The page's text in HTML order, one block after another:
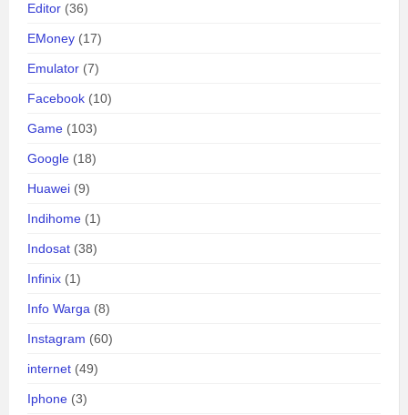
Editor (36)
EMoney (17)
Emulator (7)
Facebook (10)
Game (103)
Google (18)
Huawei (9)
Indihome (1)
Indosat (38)
Infinix (1)
Info Warga (8)
Instagram (60)
internet (49)
Iphone (3)